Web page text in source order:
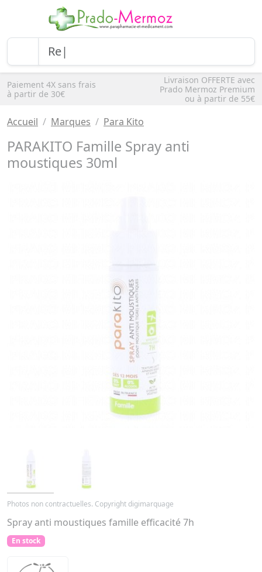
Paiement 4X sans frais
à partir de 30€
Livraison OFFERTE avec
Prado Mermoz Premium
ou à partir de 55€
Accueil Marques Para Kito
PARAKITO Famille Spray anti
moustiques 30ml
Photos non contractuelles. Copyright digimarquage
Spray anti moustiques famille efficacité 7h
En stock